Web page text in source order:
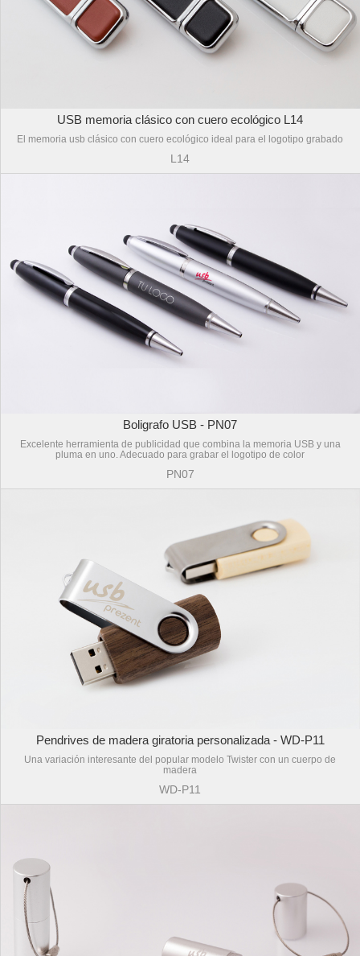
USB memoria clásico con cuero ecológico L14
El memoria usb clásico con cuero ecológico ideal para el logotipo grabado
L14
Boligrafo USB - PN07
Excelente herramienta de publicidad que combina la memoria USB y una
pluma en uno. Adecuado para grabar el logotipo de color
PN07
Pendrives de madera giratoria personalizada - WD-P11
Una variación interesante del popular modelo Twister con un cuerpo de
madera
WD-P11